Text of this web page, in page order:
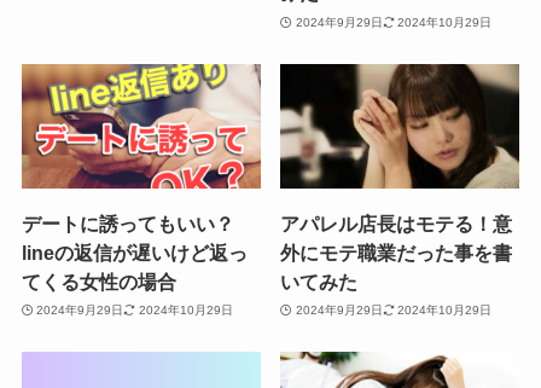
2024年9月29日 2024年10月29日
デートに誘ってもいい？
lineの返信が遅いけど返っ
てくる女性の場合
2024年9月29日 2024年10月29日
アパレル店長はモテる！意
外にモテ職業だった事を書
いてみた
2024年9月29日 2024年10月29日